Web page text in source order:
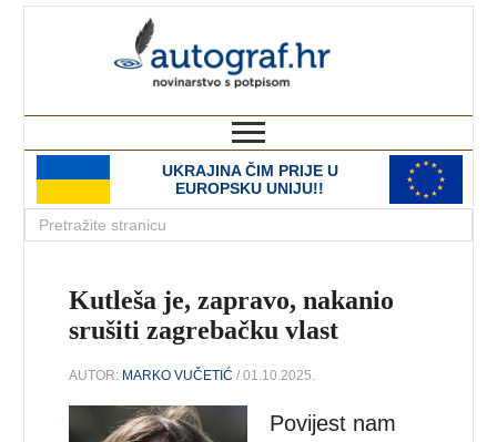
UKRAJINA ČIM PRIJE U
EUROPSKU UNIJU!!
Kutleša je, zapravo, nakanio
srušiti zagrebačku vlast
AUTOR: MARKO VUČETIĆ / 01.10.2025.
Povijest nam